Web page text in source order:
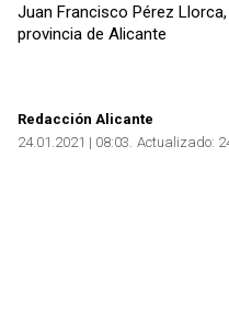
Juan Francisco Pérez
provincia de Alicante
Redacción Alicante
24.01.2021 | 08:03 Actualizado: